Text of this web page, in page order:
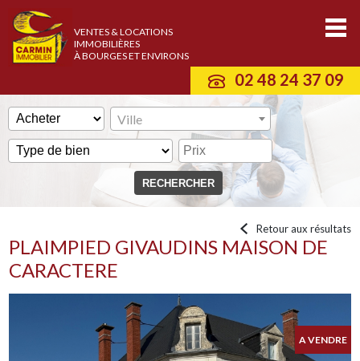
VENTES & LOCATIONS
IMMOBILIÈRES
À BOURGES ET ENVIRONS
02 48 24 37 09
Ville
Retour aux résultats
PLAIMPIED GIVAUDINS MAISON DE
CARACTERE
A VENDRE